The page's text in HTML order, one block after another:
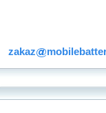
zakaz